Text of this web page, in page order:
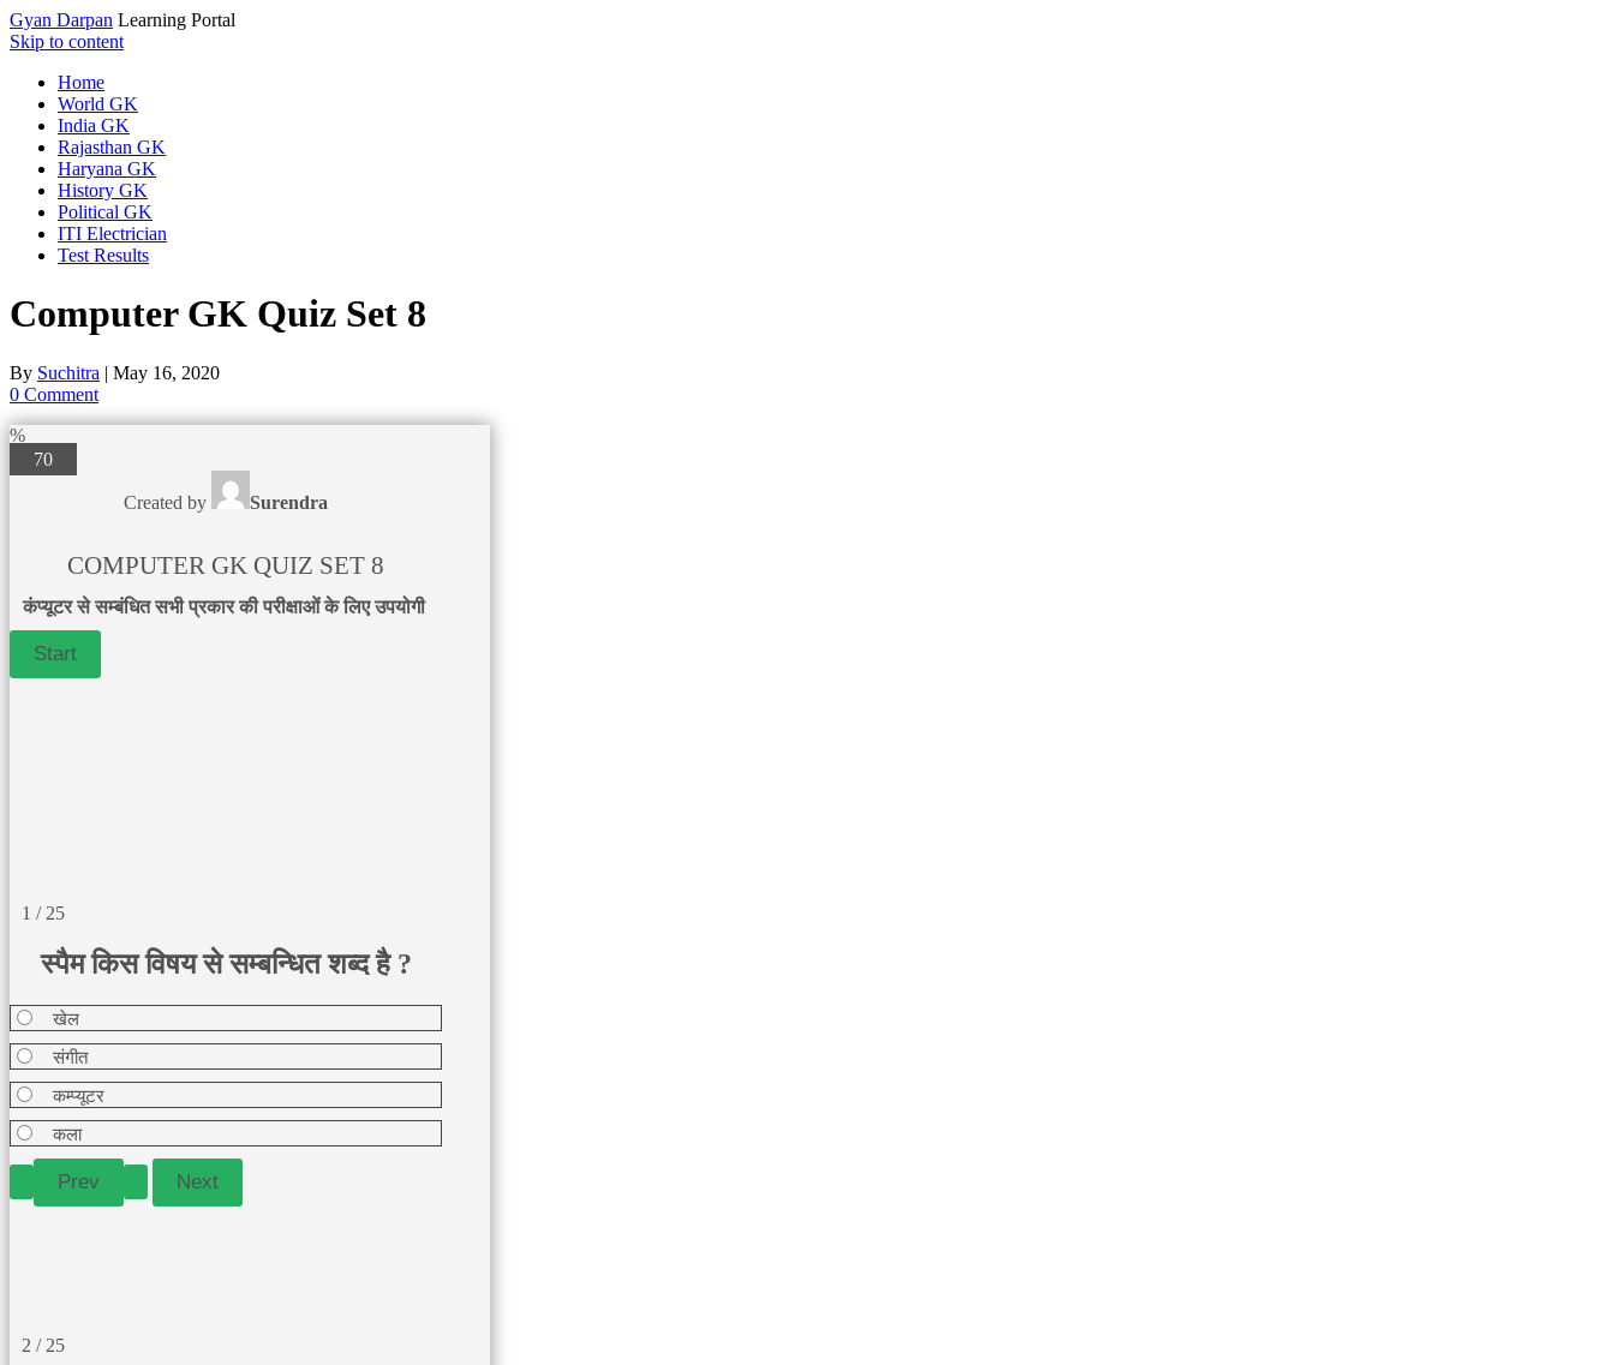
Gyan Darpan Learning Portal
Skip to content
Home
World GK
India GK
Rajasthan GK
Haryana GK
History GK
Political GK
ITI Electrician
Test Results
Computer GK Quiz Set 8
By Suchitra | May 16, 2020
0 Comment
%
70
Created by Surendra
COMPUTER GK QUIZ SET 8
कंप्यूटर से सम्बंधित सभी प्रकार की परीक्षाओं के लिए उपयोगी
1 / 25
स्पैम किस विषय से सम्बन्धित शब्द है ?
खेल
संगीत
कम्प्यूटर
कला
2 / 25